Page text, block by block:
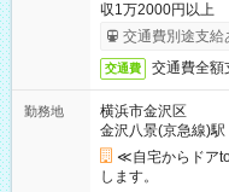
収1万2000円以上
交通費別途支給
交通費 交通費全額
勤務地
横浜市金沢区
金沢八景(京急線)駅
≪自宅からドア
します。